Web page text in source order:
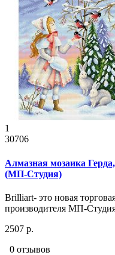
1
30706
Алмазная мозаика
(МП-Студия)
Brilliart- это новая
производителя МП-
2507 р.
0 отзывов